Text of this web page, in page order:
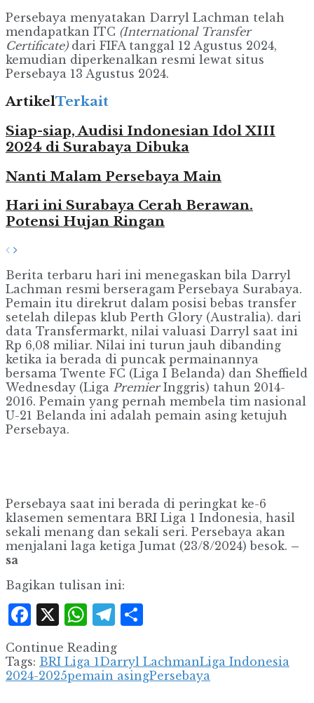
Persebaya menyatakan Darryl Lachman telah
mendapatkan ITC (International Transfer
Certificate)dari FIFA tanggal 12 Agustus 2024,
kemudian diperkenalkan resmi lewat situs
Persebaya 13 Agustus 2024.
ArtikelTerkait
Siap-siap, Audisi Indonesian Idol XIII
2024 di Surabaya Dibuka
Nanti Malam Persebaya Main
Hari ini Surabaya Cerah Berawan.
Potensi Hujan Ringan
Berita terbaru hari ini menegaskan bila Darryl
Lachman resmi berseragam Persebaya Surabaya.
Pemain itu direkrut dalam posisi bebas transfer
setelah dilepas klub Perth Glory (Australia). dari
data Transfermarkt, nilai valuasi Darryl saat ini
Rp 6,08 miliar. Nilai ini turun jauh dibanding
ketika ia berada di puncak permainannya
bersama Twente FC (Liga I Belanda) dan Sheffield
Wednesday (Liga PremierInggris) tahun 2014-
2016. Pemain yang pernah membela tim nasional
U-21 Belanda ini adalah pemain asing ketujuh
Persebaya.
Persebaya saat ini berada di peringkat ke-6
klasemen sementara BRI Liga 1 Indonesia, hasil
sekali menang dan sekali seri. Persebaya akan
menjalani laga ketiga Jumat (23/8/2024) besok. –
sa
Bagikan tulisan ini:
Facebook
X WhatsApp
Telegram
Continue Reading
Tags: BRI Liga 1Darryl LachmanLiga Indonesia
2024-2025pemain asingPersebaya